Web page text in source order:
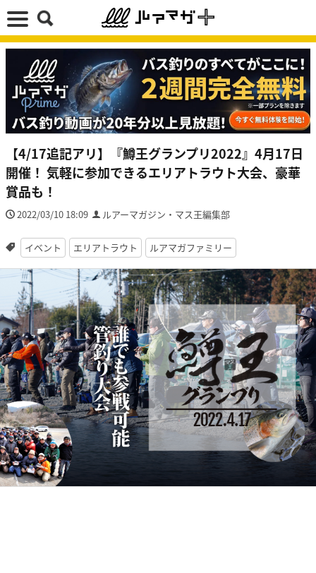
【4/17追記アリ】『鱒王グランプリ2022』4月17日
開催！ 気軽に参加できるエリアトラウト大会、豪華
賞品も！
2022/03/10 18:09 ルアーマガジン・マス王編集部
イベント エリアトラウト ルアマガファミリー